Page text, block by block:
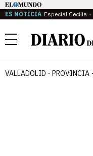
ES NOTICIA Especial Cecilia
Menú
VALLADOLID PROVINCIA